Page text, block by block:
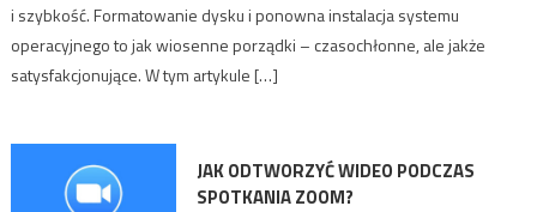
i szybkość. Formatowanie dysku i ponowna instalacja systemu
operacyjnego to jak wiosenne porządki – czasochłonne, ale jakże
satysfakcjonujące. W tym artykule […]
JAK ODTWORZYĆ WIDEO PODCZAS
SPOTKANIA ZOOM?